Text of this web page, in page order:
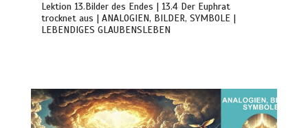
Lektion 13.Bilder des Endes | 13.4 Der Euphrat
trocknet aus | ANALOGIEN, BILDER, SYMBOLE |
LEBENDIGES GLAUBENSLEBEN